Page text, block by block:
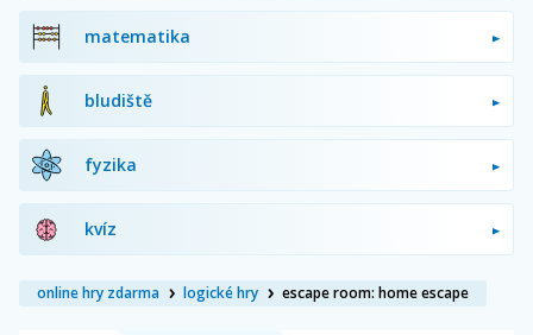
matematika
bludiště
fyzika
kvíz
online hry zdarma logické hry escape room: home escape